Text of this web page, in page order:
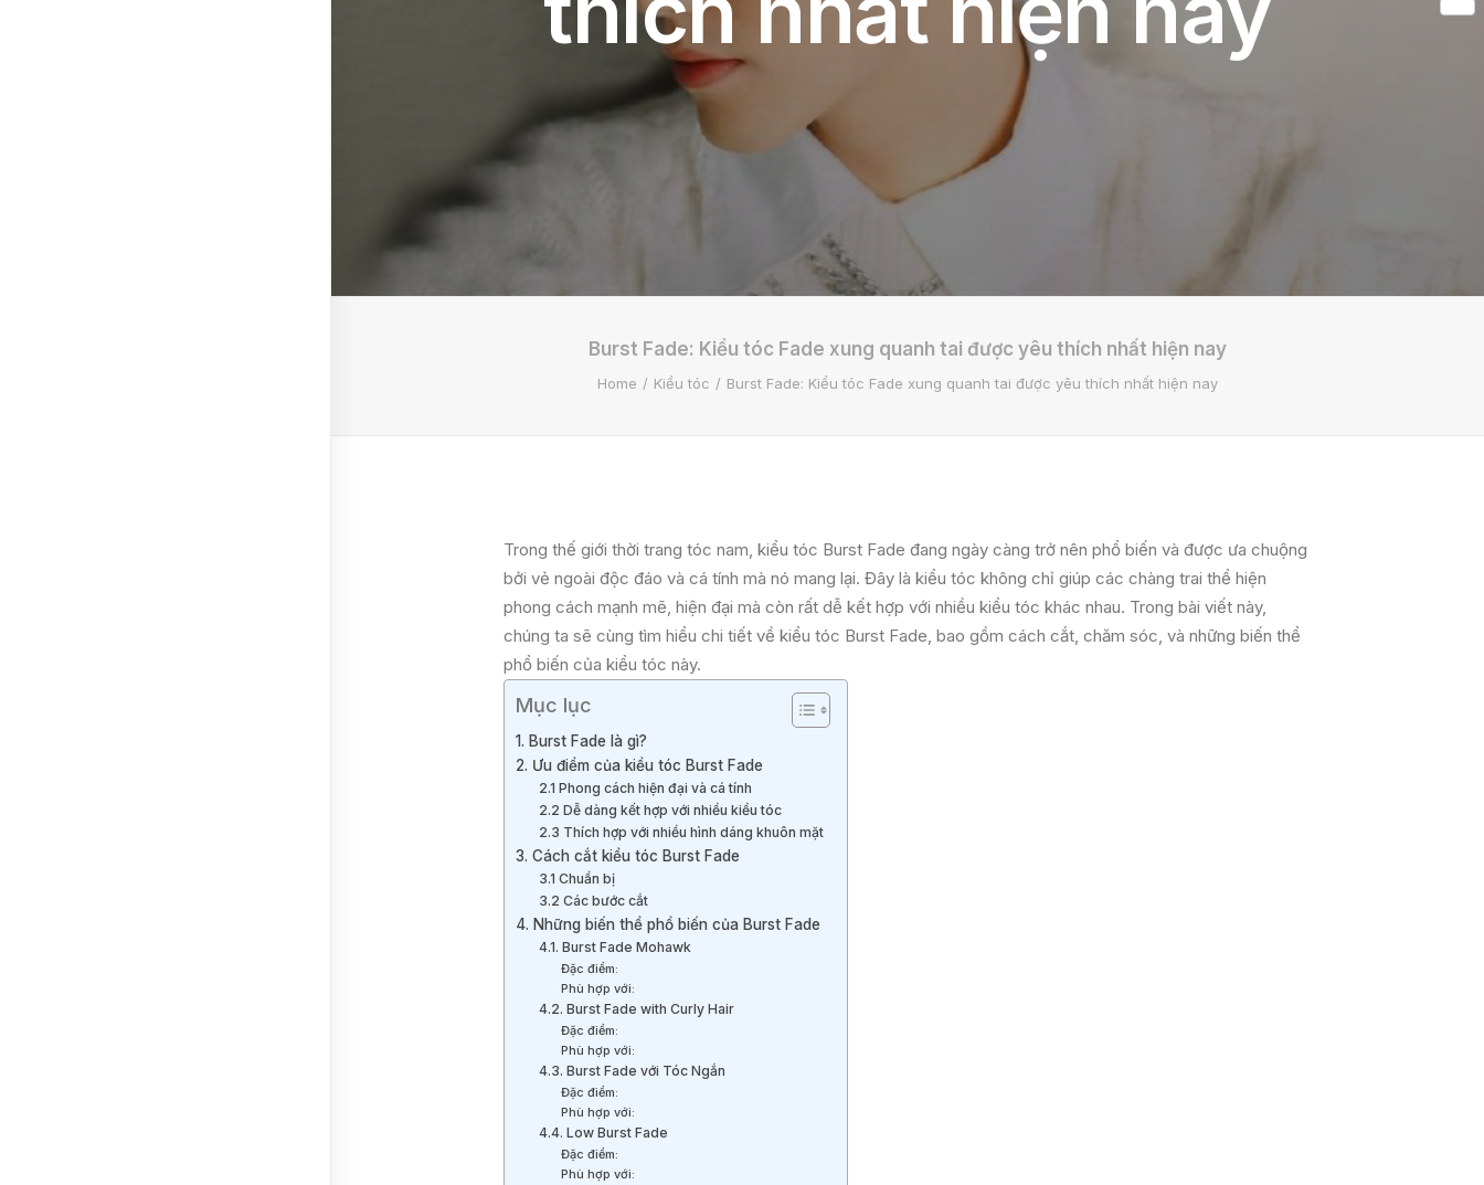
Burst Fade: Kiểu tóc Fade xung quanh tai được yêu thích nhất hiện nay
Home Kiểu tóc Burst Fade: Kiểu tóc Fade xung quanh tai được yêu thích nhất hiện nay
Trong thế giới thời trang tóc nam, kiểu tóc Burst Fade đang ngày càng trở nên phổ biến và được ưa chuộng
bởi vẻ ngoài độc đáo và cá tính mà nó mang lại. Đây là kiểu tóc không chỉ giúp các chàng trai thể hiện
phong cách mạnh mẽ, hiện đại mà còn rất dễ kết hợp với nhiều kiểu tóc khác nhau. Trong bài viết này,
chúng ta sẽ cùng tìm hiểu chi tiết về kiểu tóc Burst Fade, bao gồm cách cắt, chăm sóc, và những biến thể
phổ biến của kiểu tóc này.
Mục lục
1. Burst Fade là gì?
2. Ưu điểm của kiểu tóc Burst Fade
2.1 Phong cách hiện đại và cá tính
2.2 Dễ dàng kết hợp với nhiều kiểu tóc
2.3 Thích hợp với nhiều hình dáng khuôn mặt
3. Cách cắt kiểu tóc Burst Fade
3.1 Chuẩn bị
3.2 Các bước cắt
4. Những biến thể phổ biến của Burst Fade
4.1. Burst Fade Mohawk
Đặc điểm:
Phù hợp với:
4.2. Burst Fade with Curly Hair
Đặc điểm:
Phù hợp với:
4.3. Burst Fade với Tóc Ngắn
Đặc điểm:
Phù hợp với:
4.4. Low Burst Fade
Đặc điểm:
Phù hợp với:
Share